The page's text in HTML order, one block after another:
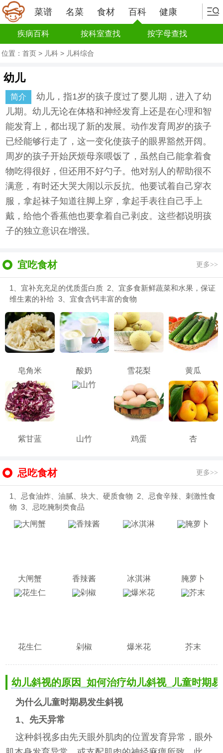
菜谱 名菜 食材 百科 健康
疾病百科 按科室查找 按字母查找
位置： 首页 > 儿科 > 儿科综合
幼儿
简介
幼儿，指1岁的孩子度过了婴儿期，进入了幼
儿期。幼儿无论在体格和神经发育上还是在心理和智
能发育上，都出现了新的发展。动作发育周岁的孩子
已经能够行走了，这一变化使孩子的眼界豁然开阔。
周岁的孩子开始厌烦母亲喂饭了，虽然自己能拿着食
物吃得很好，但还用不好勺子。他对别人的帮助很不
满意，有时还大哭大闹以示反抗。他要试着自己穿衣
服，拿起袜子知道往脚上穿，拿起手表往自己手上
戴，给他个香蕉他也要拿着自己剥皮。这些都说明孩
子的独立意识在增强。
宜吃食材 更多>>
1、宜补充充足的优质蛋白质 2、宜多食新鲜蔬菜和水果，保证
维生素的补给 3、宜食含钙丰富的食物
皂角米 酸奶 雪花梨 黄瓜
紫甘蓝 山竹 鸡蛋 杏
忌吃食材 更多>>
1、忌食油炸、油腻、块大、硬质食物 2、忌食辛辣、刺激性食
物 3、忌吃腌制类食品
大闸蟹 香辣酱 冰淇淋 腌萝卜
花生仁 剁椒 爆米花 芥末
幼儿斜视的原因_如何治疗幼儿斜视_儿童时期
为什么儿童时期易发生斜视
1、先天异常
这种斜视多由先天眼外肌肉的位置发育异常，眼外